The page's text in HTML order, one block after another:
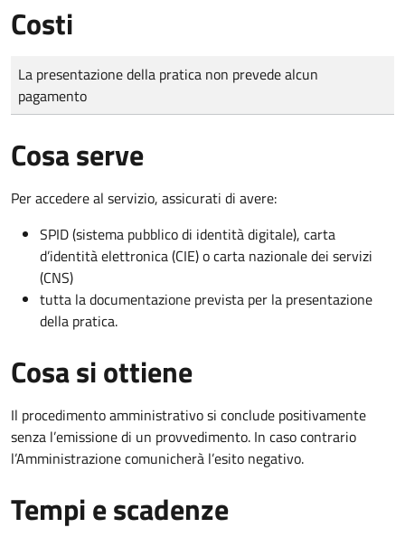
Costi
Tipo di pagamento
Importo
La presentazione della pratica non prevede alcun
pagamento
Cosa serve
Per accedere al servizio, assicurati di avere:
SPID (sistema pubblico di identità digitale), carta
d’identità elettronica (CIE) o carta nazionale dei servizi
(CNS)
tutta la documentazione prevista per la presentazione
della pratica.
Cosa si ottiene
Il procedimento amministrativo si conclude positivamente
senza l’emissione di un provvedimento. In caso contrario
l’Amministrazione comunicherà l’esito negativo.
Tempi e scadenze